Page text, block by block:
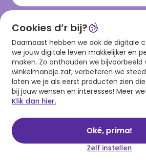
Download onze app
Cookies d’r bij?
Daarnaast hebben we ook de digitale
we jouw digitale leven makkelijker en
maken. Zo onthouden we bijvoorbeeld
winkelmandje zat, verbeteren we
laten we je als eerst producten zien
bij jouw wensen en interesses! Meer
Klik dan hier.
Oké, prima!
Zelf instellen